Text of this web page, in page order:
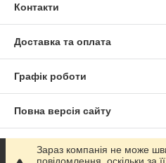
Контакти
Доставка та оплата
Графік роботи
Повна версія сайту
Сайт створено на
Зараз компанія не може